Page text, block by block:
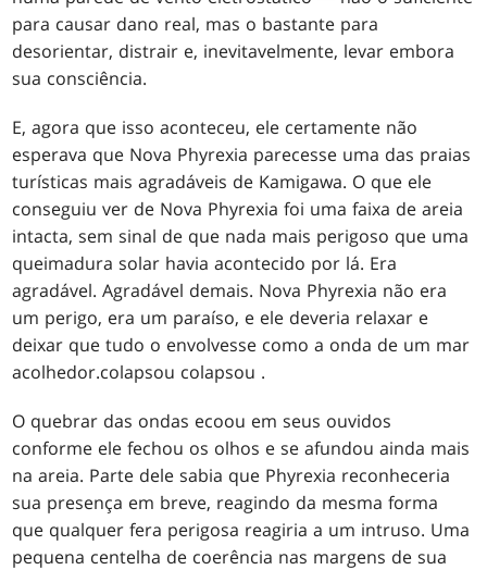
para causar dano real, mas o bastante para
desorientar, distrair e, inevitavelmente, levar embora
sua consciência.
E, agora que isso aconteceu, ele certamente não
esperava que Nova Phyrexia parecesse uma das praias
turísticas mais agradáveis de Kamigawa. O que ele
conseguiu ver de Nova Phyrexia foi uma faixa de areia
intacta, sem sinal de que nada mais perigoso que uma
queimadura solar havia acontecido por lá. Era
agradável. Agradável demais. Nova Phyrexia não era
um perigo, era um paraíso, e ele deveria relaxar e
deixar que tudo o envolvesse como a onda de um mar
acolhedor.colapsou colapsou .
O quebrar das ondas ecoou em seus ouvidos
conforme ele fechou os olhos e se afundou ainda mais
na areia. Parte dele sabia que Phyrexia reconheceria
sua presença em breve, reagindo da mesma forma
que qualquer fera perigosa reagiria a um intruso. Uma
pequena centelha de coerência nas margens de sua